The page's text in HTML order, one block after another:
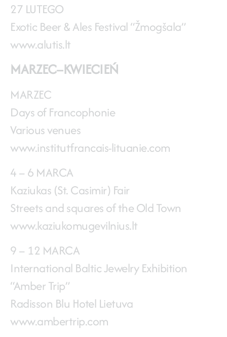
27 LUTEGO
Exotic Beer & Ales Festival “Žmogšala”
www.alutis.lt
MARZEC–KWIECIEŃ
MARZEC
Days of Francophonie
Various venues
www.institutfrancais-lituanie.com
4 – 6 MARCA
Kaziukas (St. Casimir) Fair
Streets and squares of the Old Town
www.kaziukomugevilnius.lt
9 – 12 MARCA
International Baltic Jewelry Exhibition
“Amber Trip”
Radisson Blu Hotel Lietuva
www.ambertrip.com